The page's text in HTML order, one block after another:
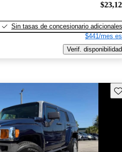
Sin tasas de concesionario adicionales
$441/mes
Verif. disponibilidad